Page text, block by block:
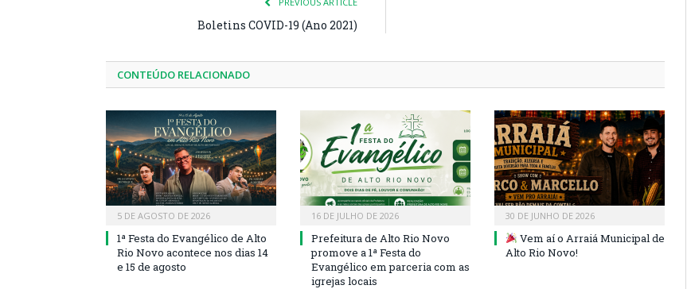
Boletins COVID-19 (Ano 2021)
CONTEÚDO RELACIONADO
5 DE AGOSTO DE 2026
1ª Festa do Evangélico de Alto
Rio Novo acontece nos dias 14
e 15 de agosto
16 DE JULHO DE 2026
Prefeitura de Alto Rio Novo
promove a 1ª Festa do
Evangélico em parceria com as
igrejas locais
30 DE JUNHO DE 2026
Vem aí o Arraiá Municipal de
Alto Rio Novo!